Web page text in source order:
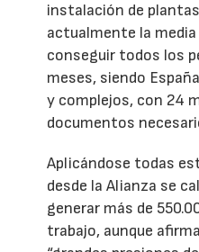
instalación de
actualmente la
conseguir todos los
meses, siendo
y complejos, con 24
documentos
Aplicándose todas
desde la Alianza se
generar más de
trabajo, aunque